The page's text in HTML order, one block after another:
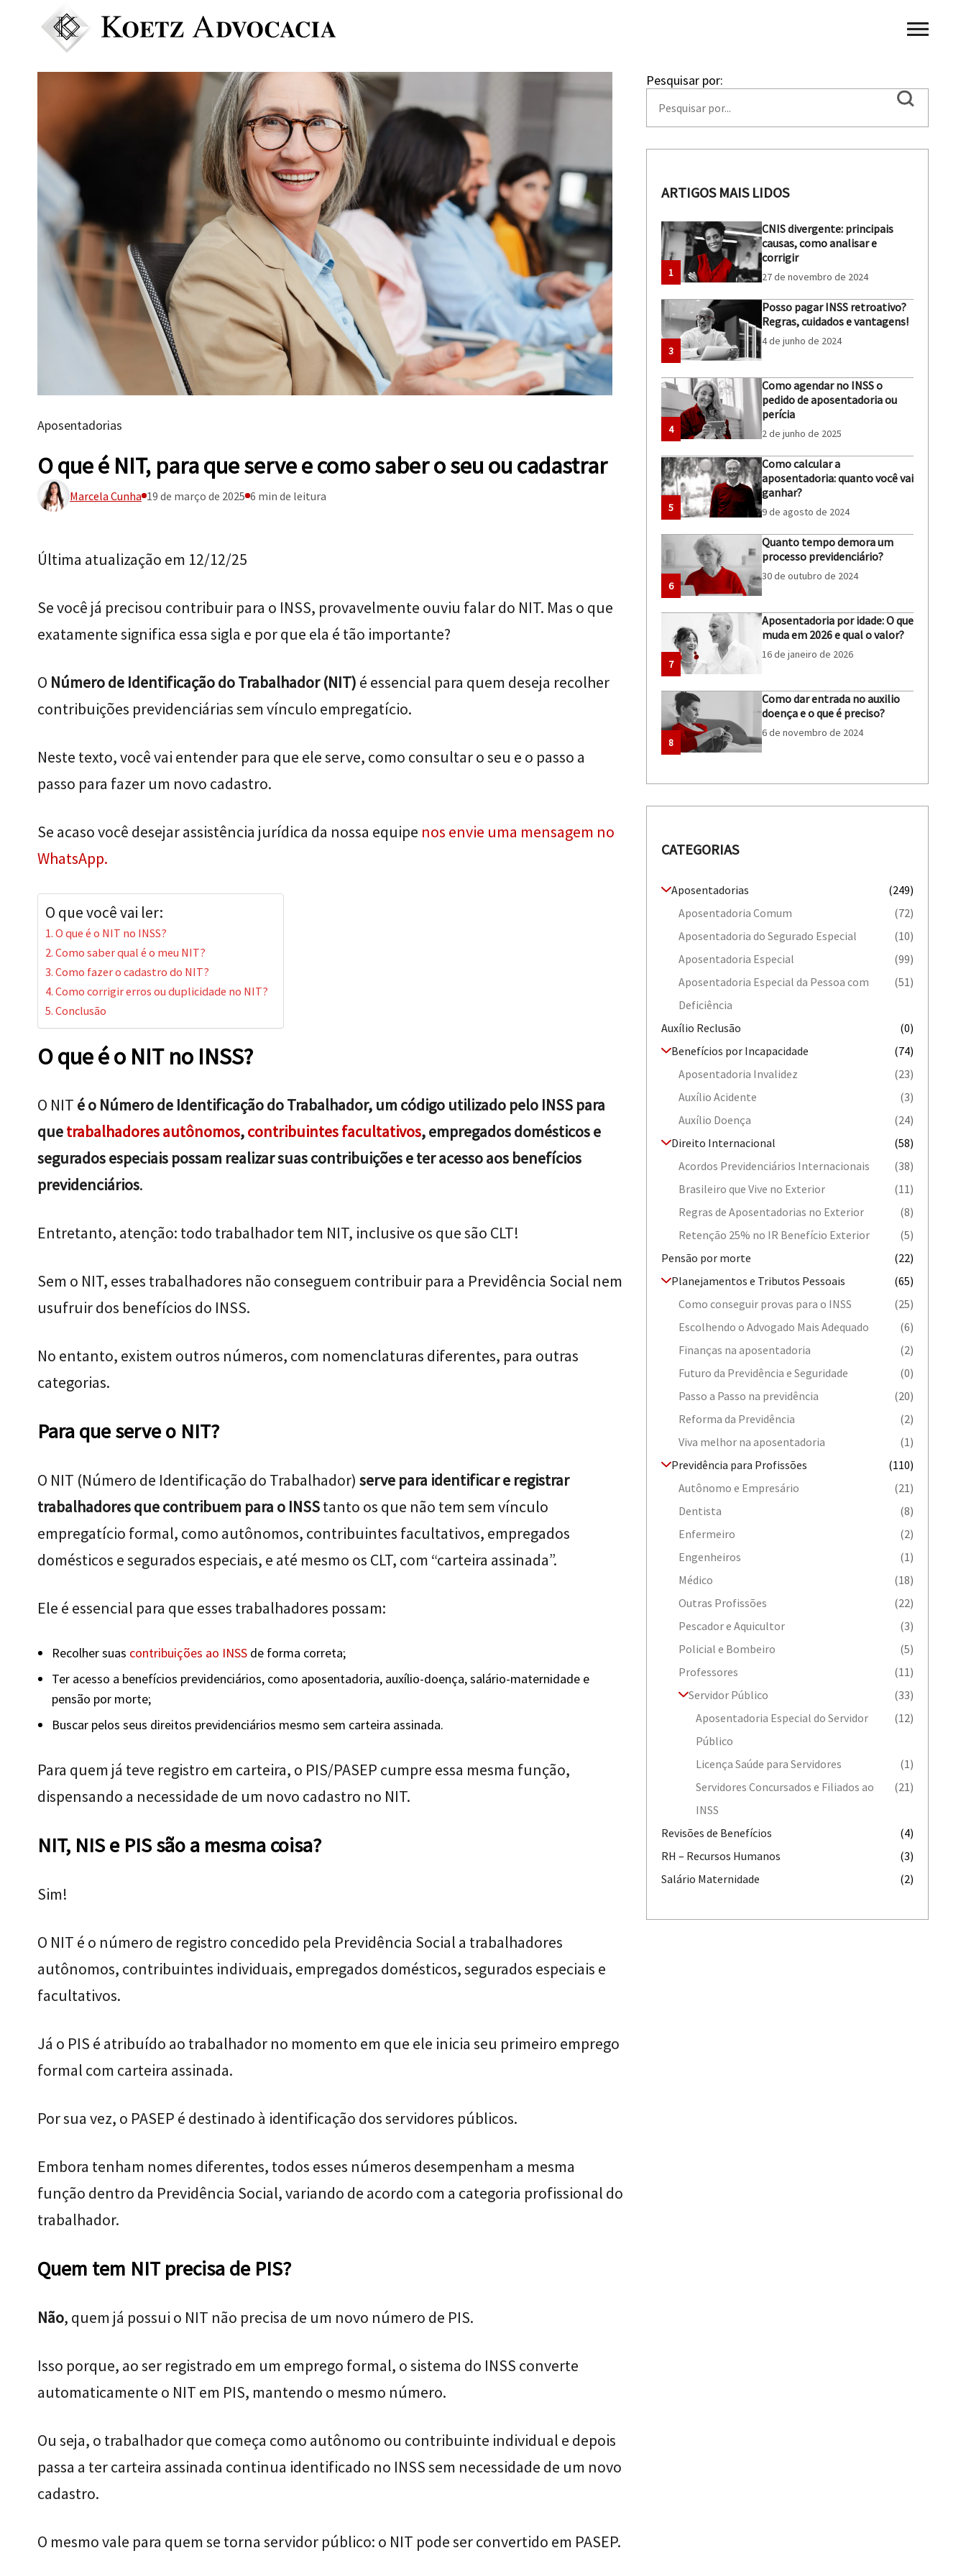
Aposentadorias
O que é NIT, para que serve e como saber o seu ou cadastrar
Marcela Cunha 19 de março de 2025 6 min de leitura
Última atualização em 12/12/25
Se você já precisou contribuir para o INSS, provavelmente ouviu falar do NIT. Mas o que
exatamente significa essa sigla e por que ela é tão importante?
O Número de Identificação do Trabalhador (NIT) é essencial para quem deseja recolher
contribuições previdenciárias sem vínculo empregatício.
Neste texto, você vai entender para que ele serve, como consultar o seu e o passo a
passo para fazer um novo cadastro.
Se acaso você desejar assistência jurídica da nossa equipe nos envie uma mensagem no
WhatsApp.
O que você vai ler:
O que é o NIT no INSS?
Como saber qual é o meu NIT?
Como fazer o cadastro do NIT?
Como corrigir erros ou duplicidade no NIT?
Conclusão
O que é o NIT no INSS?
O NIT é o Número de Identificação do Trabalhador, um código utilizado pelo INSS para
quetrabalhadores autônomos,contribuintes facultativos, empregados domésticos e
segurados especiais possam realizar suas contribuições e ter acesso aos benefícios
previdenciários.
Entretanto, atenção: todo trabalhador tem NIT, inclusive os que são CLT!
Sem o NIT, esses trabalhadores não conseguem contribuir para a Previdência Social nem
usufruir dos benefícios do INSS.
No entanto, existem outros números, com nomenclaturas diferentes, para outras
categorias.
Para que serve o NIT?
O NIT (Número de Identificação do Trabalhador) serve para identificar e registrar
trabalhadores que contribuem para o INSStanto os que não tem sem vínculo
empregatício formal, como autônomos, contribuintes facultativos, empregados
domésticos e segurados especiais, e até mesmo os CLT, com “carteira assinada”.
Ele é essencial para que esses trabalhadores possam:
Recolher suas contribuições ao INSS de forma correta;
Ter acesso a benefícios previdenciários, como aposentadoria, auxílio-doença, salário-maternidade e
pensão por morte;
Buscar pelos seus direitos previdenciários mesmo sem carteira assinada.
Para quem já teve registro em carteira, o PIS/PASEP cumpre essa mesma função,
dispensando a necessidade de um novo cadastro no NIT.
NIT, NIS e PIS são a mesma coisa?
Sim!
O NIT é o número de registro concedido pela Previdência Social a trabalhadores
autônomos, contribuintes individuais, empregados domésticos, segurados especiais e
facultativos.
Já o PIS é atribuído ao trabalhador no momento em que ele inicia seu primeiro emprego
formal com carteira assinada.
Por sua vez, o PASEP é destinado à identificação dos servidores públicos.
Embora tenham nomes diferentes, todos esses números desempenham a mesma
função dentro da Previdência Social, variando de acordo com a categoria profissional do
trabalhador.
Quem tem NIT precisa de PIS?
Não, quem já possui o NIT não precisa de um novo número de PIS.
Isso porque, ao ser registrado em um emprego formal, o sistema do INSS converte
automaticamente o NIT em PIS, mantendo o mesmo número.
Ou seja, o trabalhador que começa como autônomo ou contribuinte individual e depois
passa a ter carteira assinada continua identificado no INSS sem necessidade de um novo
cadastro.
O mesmo vale para quem se torna servidor público: o NIT pode ser convertido em PASEP.
Pesquisar por:
ARTIGOS MAIS LIDOS
1
CNIS divergente: principais
causas, como analisar e
corrigir
27 de novembro de 2024
3
Posso pagar INSS retroativo?
Regras, cuidados e vantagens!
4 de junho de 2024
4
Como agendar no INSS o
pedido de aposentadoria ou
perícia
2 de junho de 2025
5
Como calcular a
aposentadoria: quanto você vai
ganhar?
9 de agosto de 2024
6
Quanto tempo demora um
processo previdenciário?
30 de outubro de 2024
7
Aposentadoria por idade: O que
muda em 2026 e qual o valor?
16 de janeiro de 2026
8
Como dar entrada no auxilio
doença e o que é preciso?
6 de novembro de 2024
CATEGORIAS
Aposentadorias
(249)
Aposentadoria Comum
(72)
Aposentadoria do Segurado Especial
(10)
Aposentadoria Especial
(99)
Aposentadoria Especial da Pessoa com
Deficiência
(51)
Auxílio Reclusão
(0)
Benefícios por Incapacidade
(74)
Aposentadoria Invalidez
(23)
Auxílio Acidente
(3)
Auxílio Doença
(24)
Direito Internacional
(58)
Acordos Previdenciários Internacionais
(38)
Brasileiro que Vive no Exterior
(11)
Regras de Aposentadorias no Exterior
(8)
Retenção 25% no IR Benefício Exterior
(5)
Pensão por morte
(22)
Planejamentos e Tributos Pessoais
(65)
Como conseguir provas para o INSS
(25)
Escolhendo o Advogado Mais Adequado
(6)
Finanças na aposentadoria
(2)
Futuro da Previdência e Seguridade
(0)
Passo a Passo na previdência
(20)
Reforma da Previdência
(2)
Viva melhor na aposentadoria
(1)
Previdência para Profissões
(110)
Autônomo e Empresário
(21)
Dentista
(8)
Enfermeiro
(2)
Engenheiros
(1)
Médico
(18)
Outras Profissões
(22)
Pescador e Aquicultor
(3)
Policial e Bombeiro
(5)
Professores
(11)
Servidor Público
(33)
Aposentadoria Especial do Servidor
Público
(12)
Licença Saúde para Servidores
(1)
Servidores Concursados e Filiados ao
INSS
(21)
Revisões de Benefícios
(4)
RH – Recursos Humanos
(3)
Salário Maternidade
(2)